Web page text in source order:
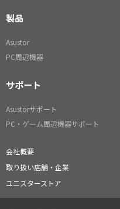
製品
Asustor
PC周辺機器
サポート
Asustorサポート
PC・ゲーム周辺機器サポート
会社概要
取り扱い店舗・企業
ユニスターストア